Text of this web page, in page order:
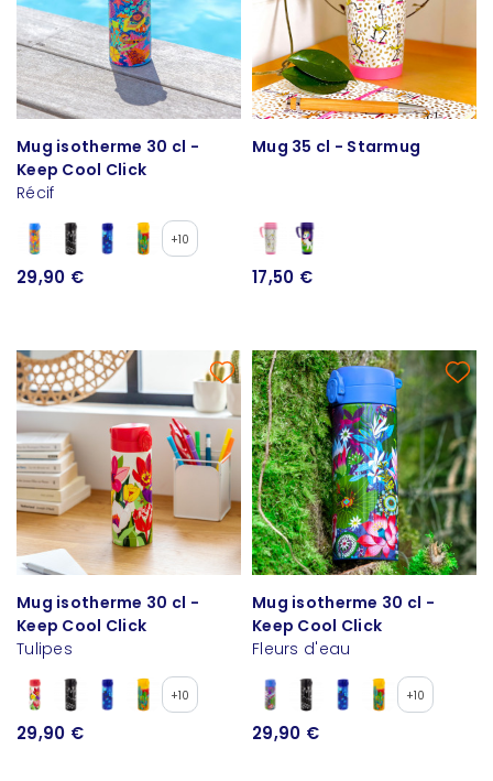
Mug isotherme 30 cl -
Keep Cool Click
Récif
+10
29,90 €
Mug 35 cl - Starmug
17,50 €
Mug isotherme 30 cl -
Keep Cool Click
Tulipes
+10
29,90 €
Mug isotherme 30 cl -
Keep Cool Click
Fleurs d'eau
+10
29,90 €